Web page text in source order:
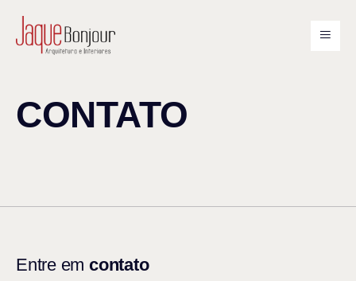
CONTATO
Entre emcontato